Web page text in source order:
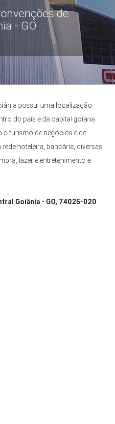
de
- GO
possui uma localização
do país e da capital goiana
turismo de negócios e de
hoteleira, bancária, diversas
lazer e entretenimento e
Goiânia - GO, 74025-020